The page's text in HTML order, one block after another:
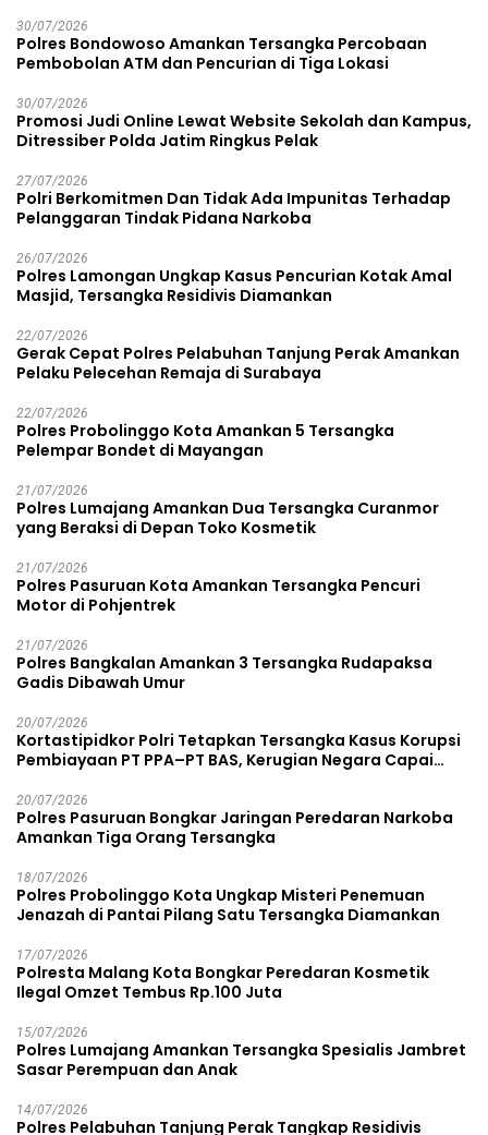
30/07/2026
Polres Bondowoso Amankan Tersangka Percobaan
Pembobolan ATM dan Pencurian di Tiga Lokasi
30/07/2026
Promosi Judi Online Lewat Website Sekolah dan Kampus,
Ditressiber Polda Jatim Ringkus Pelak
27/07/2026
Polri Berkomitmen Dan Tidak Ada Impunitas Terhadap
Pelanggaran Tindak Pidana Narkoba
26/07/2026
Polres Lamongan Ungkap Kasus Pencurian Kotak Amal
Masjid, Tersangka Residivis Diamankan
22/07/2026
Gerak Cepat Polres Pelabuhan Tanjung Perak Amankan
Pelaku Pelecehan Remaja di Surabaya
22/07/2026
Polres Probolinggo Kota Amankan 5 Tersangka
Pelempar Bondet di Mayangan
21/07/2026
Polres Lumajang Amankan Dua Tersangka Curanmor
yang Beraksi di Depan Toko Kosmetik
21/07/2026
Polres Pasuruan Kota Amankan Tersangka Pencuri
Motor di Pohjentrek
21/07/2026
Polres Bangkalan Amankan 3 Tersangka Rudapaksa
Gadis Dibawah Umur
20/07/2026
Kortastipidkor Polri Tetapkan Tersangka Kasus Korupsi
Pembiayaan PT PPA–PT BAS, Kerugian Negara Capai
20/07/2026
Polres Pasuruan Bongkar Jaringan Peredaran Narkoba
Amankan Tiga Orang Tersangka
18/07/2026
Polres Probolinggo Kota Ungkap Misteri Penemuan
Jenazah di Pantai Pilang Satu Tersangka Diamankan
17/07/2026
Polresta Malang Kota Bongkar Peredaran Kosmetik
Ilegal Omzet Tembus Rp.100 Juta
15/07/2026
Polres Lumajang Amankan Tersangka Spesialis Jambret
Sasar Perempuan dan Anak
14/07/2026
Polres Pelabuhan Tanjung Perak Tangkap Residivis